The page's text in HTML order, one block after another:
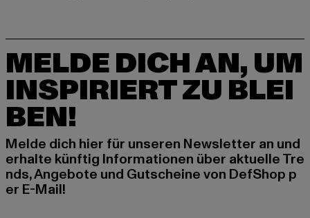
MELDE DICH AN, UM
INSPIRIERT ZU BLEI
BEN!
Melde dich hier für unseren Newsletter an und
erhalte künftig Informationen über aktuelle Tre
nds, Angebote und Gutscheine von DefShop p
er E-Mail!